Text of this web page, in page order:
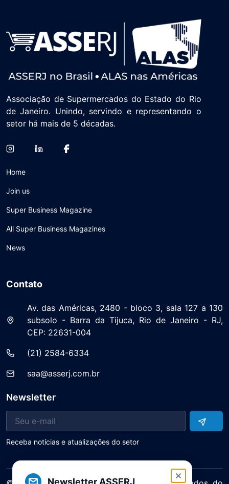
Newsletter ASSERJ
Associação de Supermercados do Estado do Rio
de Janeiro. Unindo, servindo e representando o
setor há mais de 5 décadas.
Home
Join us
Super Business Magazine
All Super Business Magazines
News
Contato
Av. das Américas, 2480 - bloco 3, sala 127 a 130
subsolo - Barra da Tijuca, Rio de Janeiro - RJ,
CEP: 22631-004
(21) 2584-6334
saa@asserj.com.br
Newsletter
Receba notícias e atualizações do setor